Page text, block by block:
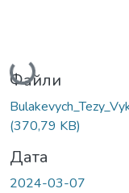
Вантажиться...
Файли
(370,79 KB)
Дата
2024-03-07